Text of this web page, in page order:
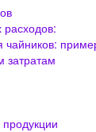
чайников:
затратам